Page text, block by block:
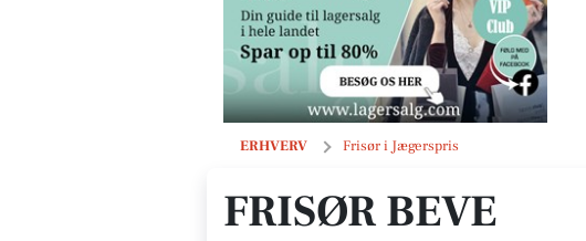
ERHVERV Frisør i Jægerspris
Frisør Beve
FRISØR BEVE